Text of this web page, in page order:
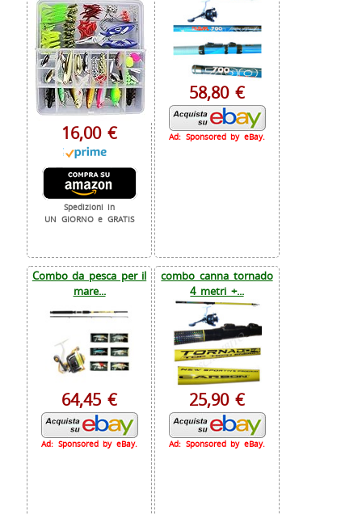
16,00 €
Spedizioni in
UN GIORNO e GRATIS
58,80 €
Ad: Sponsored by eBay.
Combo da pesca per il
mare...
64,45 €
Ad: Sponsored by eBay.
combo canna tornado
4 metri +...
25,90 €
Ad: Sponsored by eBay.